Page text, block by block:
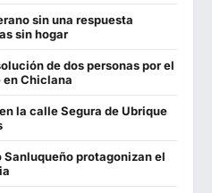
956 441 130
856 500 517
sin una respuesta
sin hogar
de dos personas por el
en Chiclana
la calle Segura de Ubrique
protagonizan el